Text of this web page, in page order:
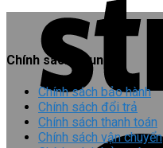
Chính sách chung
Chính sách bảo hành
Chính sách đổi trả
Chính sách thanh toán
Chính sách vận chuyển